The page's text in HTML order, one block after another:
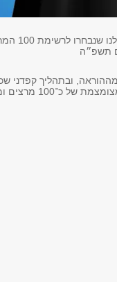
בית הספר למקצועות הבריאות מברך
תשפ״ה
ובתהליך קפדני
קריטריונים מחמירים. מתוך כלל האוניברסיטה